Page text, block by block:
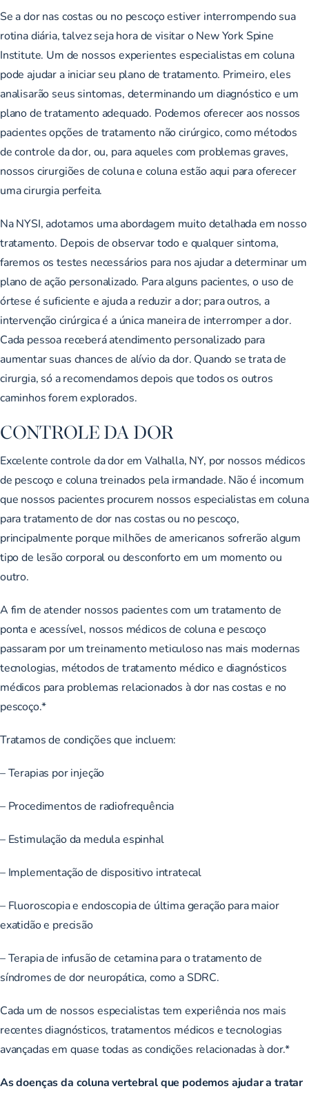
Se a dor nas costas ou no pescoço estiver interrompendo sua
rotina diária, talvez seja hora de visitar o New York Spine
Institute. Um de nossos experientes especialistas em coluna
pode ajudar a iniciar seu plano de tratamento. Primeiro, eles
analisarão seus sintomas, determinando um diagnóstico e um
plano de tratamento adequado. Podemos oferecer aos nossos
pacientes opções de tratamento não cirúrgico, como métodos
de controle da dor, ou, para aqueles com problemas graves,
nossos cirurgiões de coluna e coluna estão aqui para oferecer
uma cirurgia perfeita.
Na NYSI, adotamos uma abordagem muito detalhada em nosso
tratamento. Depois de observar todo e qualquer sintoma,
faremos os testes necessários para nos ajudar a determinar um
plano de ação personalizado. Para alguns pacientes, o uso de
órtese é suficiente e ajuda a reduzir a dor; para outros, a
intervenção cirúrgica é a única maneira de interromper a dor.
Cada pessoa receberá atendimento personalizado para
aumentar suas chances de alívio da dor. Quando se trata de
cirurgia, só a recomendamos depois que todos os outros
caminhos forem explorados.
CONTROLE DA DOR
Excelente controle da dor em Valhalla, NY, por nossos médicos
de pescoço e coluna treinados pela irmandade. Não é incomum
que nossos pacientes procurem nossos especialistas em coluna
para tratamento de dor nas costas ou no pescoço,
principalmente porque milhões de americanos sofrerão algum
tipo de lesão corporal ou desconforto em um momento ou
outro.
A fim de atender nossos pacientes com um tratamento de
ponta e acessível, nossos médicos de coluna e pescoço
passaram por um treinamento meticuloso nas mais modernas
tecnologias, métodos de tratamento médico e diagnósticos
médicos para problemas relacionados à dor nas costas e no
pescoço.*
Tratamos de condições que incluem:
– Terapias por injeção
– Procedimentos de radiofrequência
– Estimulação da medula espinhal
– Implementação de dispositivo intratecal
– Fluoroscopia e endoscopia de última geração para maior
exatidão e precisão
– Terapia de infusão de cetamina para o tratamento de
síndromes de dor neuropática, como a SDRC.
Cada um de nossos especialistas tem experiência nos mais
recentes diagnósticos, tratamentos médicos e tecnologias
avançadas em quase todas as condições relacionadas à dor.*
As doenças da coluna vertebral que podemos ajudar a tratar